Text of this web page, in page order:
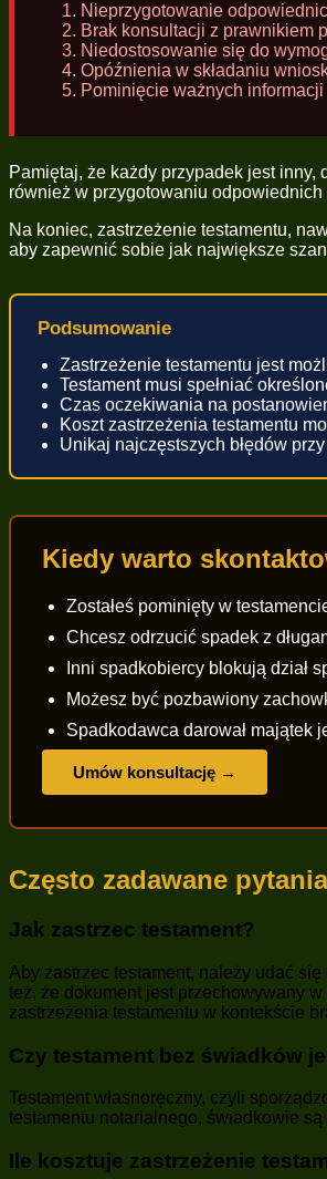
Nieprzygotowanie
Brak konsultacji z prawnikiem
Niedostosowanie się do
Opóźnienia w składaniu
Pominięcie ważnych
Pamiętaj, że każdy przypadek jest
również w przygotowaniu
Na koniec, zastrzeżenie testamentu,
aby zapewnić sobie jak największe
Podsumowanie
Zastrzeżenie testamentu jest
Testament musi spełniać
Czas oczekiwania na
Koszt zastrzeżenia testamentu
Unikaj najczęstszych błędów
Kiedy warto
Zostałeś pominięty w
Chcesz odrzucić spadek z
Inni spadkobiercy blokują dział
Możesz być pozbawiony
Spadkodawca darował majątek
Umów konsultację →
Często zadawane pytania
Jak zastrzec testament?
Aby zastrzec testament, należy udać
też, że dokument jest przechowywany
zastrzeżenia testamentu w kontekście
Czy testament bez świadków
Testament własnoręczny, czyli
testamentu notarialnego, świadkowie
Ile kosztuje zastrzeżenie